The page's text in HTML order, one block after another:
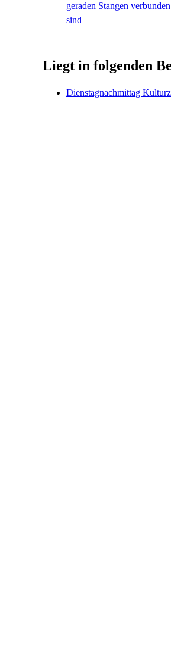
Liegt in folgenden
Dienstagnachmittag